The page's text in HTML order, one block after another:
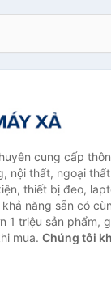
cung cấp
nội thất, ngoại
thiết bị đeo,
năng sẵn có
1 triệu sản phẩm,
mua. Chúng tôi